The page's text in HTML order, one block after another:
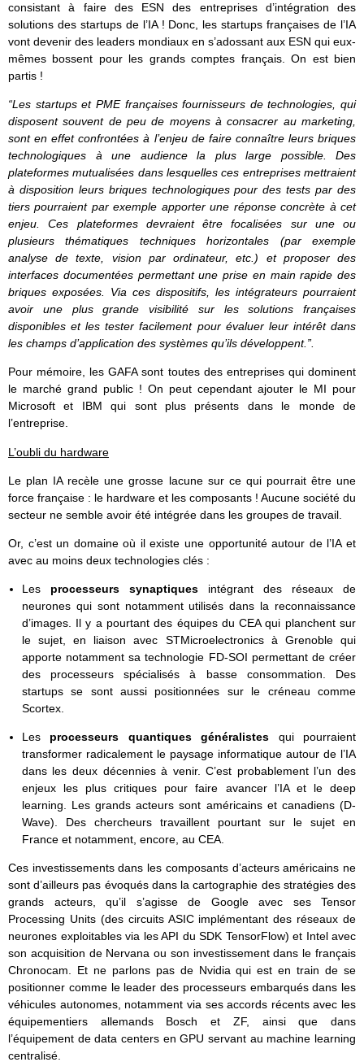
consistant à faire des ESN des entreprises d’intégration des
solutions des startups de l’IA ! Donc, les startups françaises de l’IA
vont devenir des leaders mondiaux en s’adossant aux ESN qui eux-
mêmes bossent pour les grands comptes français. On est bien
partis !
“Les startups et PME françaises fournisseurs de technologies, qui
disposent souvent de peu de moyens à consacrer au marketing,
sont en effet confrontées à l’enjeu de faire connaître leurs briques
technologiques à une audience la plus large possible. Des
plateformes mutualisées dans lesquelles ces entreprises mettraient
à disposition leurs briques technologiques pour des tests par des
tiers pourraient par exemple apporter une réponse concrète à cet
enjeu. Ces plateformes devraient être focalisées sur une ou
plusieurs thématiques techniques horizontales (par exemple
analyse de texte, vision par ordinateur, etc.) et proposer des
interfaces documentées permettant une prise en main rapide des
briques exposées. Via ces dispositifs, les intégrateurs pourraient
avoir une plus grande visibilité sur les solutions françaises
disponibles et les tester facilement pour évaluer leur intérêt dans
les champs d’application des systèmes qu’ils développent.”.
Pour mémoire, les GAFA sont toutes des entreprises qui dominent
le marché grand public ! On peut cependant ajouter le MI pour
Microsoft et IBM qui sont plus présents dans le monde de
l’entreprise.
L’oubli du hardware
Le plan IA recèle une grosse lacune sur ce qui pourrait être une
force française : le hardware et les composants ! Aucune société du
secteur ne semble avoir été intégrée dans les groupes de travail.
Or, c’est un domaine où il existe une opportunité autour de l’IA et
avec au moins deux technologies clés :
Les processeurs synaptiques intégrant des réseaux de
neurones qui sont notamment utilisés dans la reconnaissance
d’images. Il y a pourtant des équipes du CEA qui planchent sur
le sujet, en liaison avec STMicroelectronics à Grenoble qui
apporte notamment sa technologie FD-SOI permettant de créer
des processeurs spécialisés à basse consommation. Des
startups se sont aussi positionnées sur le créneau comme
Scortex.
Les processeurs quantiques généralistes qui pourraient
transformer radicalement le paysage informatique autour de l’IA
dans les deux décennies à venir. C’est probablement l’un des
enjeux les plus critiques pour faire avancer l’IA et le deep
learning. Les grands acteurs sont américains et canadiens (D-
Wave). Des chercheurs travaillent pourtant sur le sujet en
France et notamment, encore, au CEA.
Ces investissements dans les composants d’acteurs américains ne
sont d’ailleurs pas évoqués dans la cartographie des stratégies des
grands acteurs, qu’il s’agisse de Google avec ses Tensor
Processing Units (des circuits ASIC implémentant des réseaux de
neurones exploitables via les API du SDK TensorFlow) et Intel avec
son acquisition de Nervana ou son investissement dans le français
Chronocam. Et ne parlons pas de Nvidia qui est en train de se
positionner comme le leader des processeurs embarqués dans les
véhicules autonomes, notamment via ses accords récents avec les
équipementiers allemands Bosch et ZF, ainsi que dans
l’équipement de data centers en GPU servant au machine learning
centralisé.